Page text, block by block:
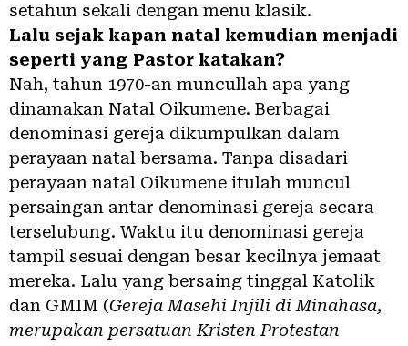
setahun sekali dengan menu klasik.
Lalu sejak kapan natal kemudian menjadi
seperti yang Pastor katakan?
Nah, tahun 1970-an muncullah apa yang
dinamakan Natal Oikumene. Berbagai
denominasi gereja dikumpulkan dalam
perayaan natal bersama. Tanpa disadari
perayaan natal Oikumene itulah muncul
persaingan antar denominasi gereja secara
terselubung. Waktu itu denominasi gereja
tampil sesuai dengan besar kecilnya jemaat
mereka. Lalu yang bersaing tinggal Katolik
dan GMIM (Gereja Masehi Injili di Minahasa,
merupakan persatuan Kristen Protestan